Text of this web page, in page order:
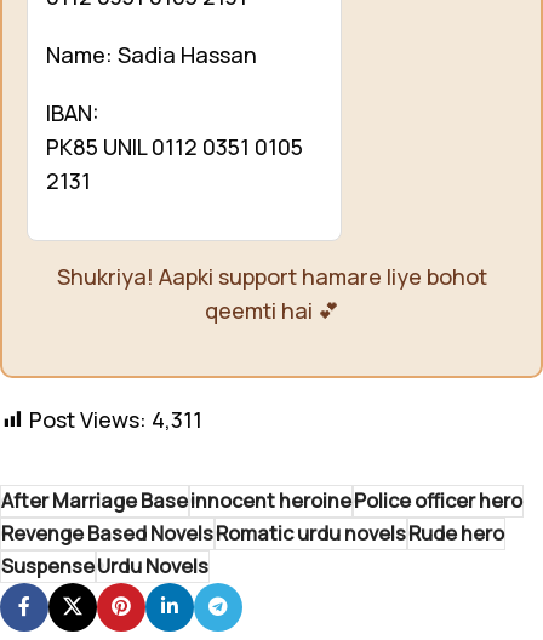
Name: Sadia Hassan
IBAN:
PK85 UNIL 0112 0351 0105
2131
Shukriya! Aapki support hamare liye bohot
qeemti hai 💕
Post Views: 4,311
After Marriage Baseinnocent heroinePolice officer hero
Revenge Based NovelsRomatic urdu novelsRude hero
SuspenseUrdu Novels